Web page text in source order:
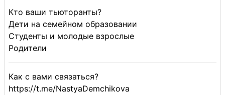
Кто ваши тьюторанты?
Дети на семейном образовании
Студенты и молодые взрослые
Родители
Как с вами связаться?
https://t.me/NastyaDemchikova